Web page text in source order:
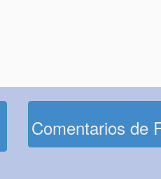
Comentarios de